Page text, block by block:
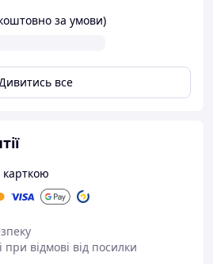
за умови)
все
відмові від посилки